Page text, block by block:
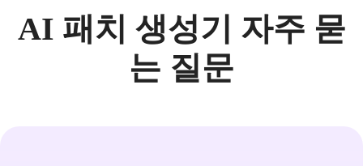
AI 패치 생성기 자주 묻
는 질문